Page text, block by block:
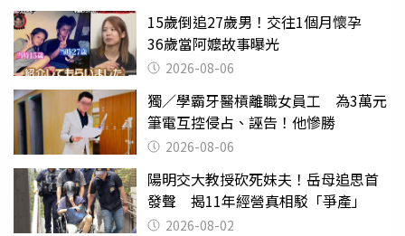
15歲倒追27歲男！交往1個月懷孕
36歲當阿嬤故事曝光
2026-08-06
獨／學霸牙醫槓離職女員工 為3萬元
筆電互控侵占、誣告！他慘勝
2026-08-06
陽明交大教授砍死妹夫！岳母追思首
發聲 揭11年經營真相駁「爭產」
2026-08-02